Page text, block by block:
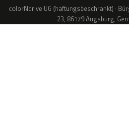
colorNdrive UG (haftungsbeschränkt) ·
23, 86179 Augsburg,